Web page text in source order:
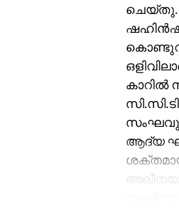
ചെയ്തു.
കാറില്‍
സംഘവും
ആദ്യ